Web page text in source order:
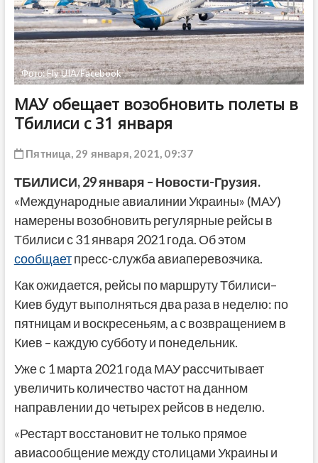
Фото: Fly UIA/Facebook
МАУ обещает возобновить полеты в
Тбилиси с 31 января
Пятница, 29 января, 2021, 09:37
ТБИЛИСИ, 29 января – Новости-Грузия.
«Международные авиалинии Украины» (МАУ)
намерены возобновить регулярные рейсы в
Тбилиси с 31 января 2021 года. Об этом
сообщаетпресс-служба авиаперевозчика.
Как ожидается, рейсы по маршруту Тбилиси–
Киев будут выполняться два раза в неделю: по
пятницам и воскресеньям, а с возвращением в
Киев – каждую субботу и понедельник.
Уже с 1 марта 2021 года МАУ рассчитывает
увеличить количество частот на данном
направлении до четырех рейсов в неделю.
«Рестарт восстановит не только прямое
авиасообщение между столицами Украины и